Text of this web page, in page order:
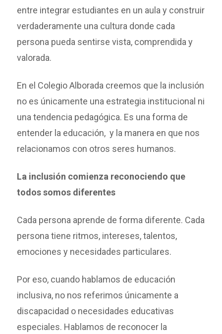
entre integrar estudiantes en un aula y construir
verdaderamente una cultura donde cada
persona pueda sentirse vista, comprendida y
valorada.
En el Colegio Alborada creemos que la inclusión
no es únicamente una estrategia institucional ni
una tendencia pedagógica. Es una forma de
entender la educación, y la manera en que nos
relacionamos con otros seres humanos.
La inclusión comienza reconociendo que
todos somos diferentes
Cada persona aprende de forma diferente. Cada
persona tiene ritmos, intereses, talentos,
emociones y necesidades particulares.
Por eso, cuando hablamos de educación
inclusiva, no nos referimos únicamente a
discapacidad o necesidades educativas
especiales. Hablamos de reconocer la